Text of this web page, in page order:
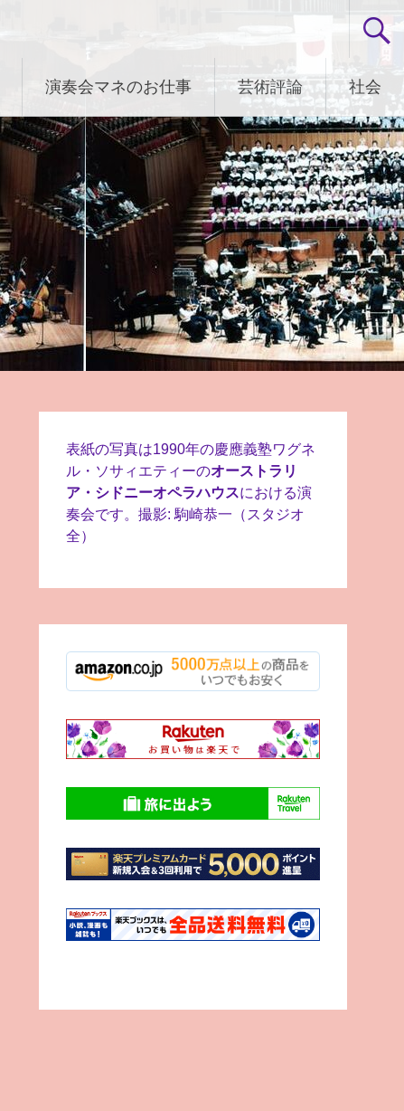
演奏会マネのお仕事 芸術評論 社会
表紙の写真は1990年の慶應義塾ワグネ
ル・ソサィエティーのオーストラリ
ア・シドニーオペラハウスにおける演
奏会です。撮影: 駒崎恭一（スタジオ
全）